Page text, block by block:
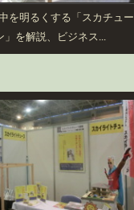
を明るくする「スカチュー
」を解説、ビジネス...